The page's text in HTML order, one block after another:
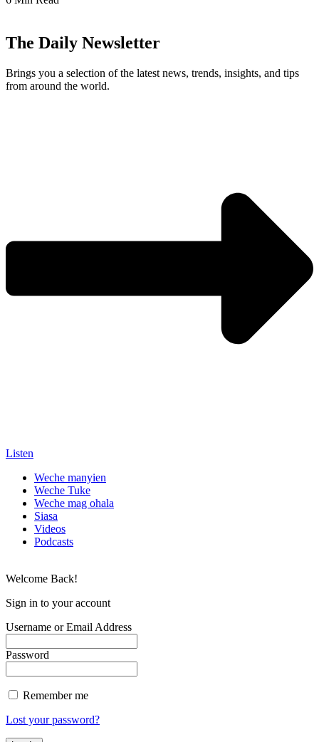
The Daily Newsletter
Brings you a selection of the latest news, trends, insights, and tips
from around the world.
Listen
Weche manyien
Weche Tuke
Weche mag ohala
Siasa
Videos
Podcasts
Welcome Back!
Sign in to your account
Username or Email Address
Password
Remember me
Lost your password?